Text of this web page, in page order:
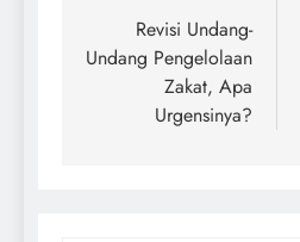
Revisi Undang-
Undang Pengelolaan
Zakat, Apa
Urgensinya?